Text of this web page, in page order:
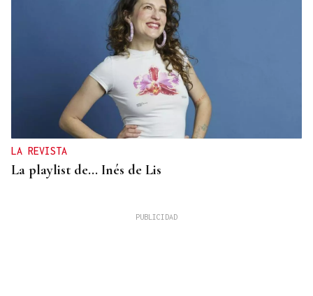
LA REVISTA
La playlist de... Inés de Lis